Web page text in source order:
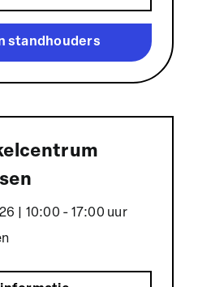
standhouders
| 10:00 - 17:00 uur